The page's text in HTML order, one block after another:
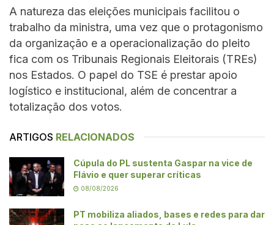
A natureza das eleições municipais facilitou o
trabalho da ministra, uma vez que o protagonismo
da organização e a operacionalização do pleito
fica com os Tribunais Regionais Eleitorais (TREs)
nos Estados. O papel do TSE é prestar apoio
logístico e institucional, além de concentrar a
totalização dos votos.
ARTIGOS RELACIONADOS
Cúpula do PL sustenta Gaspar na vice de
Flávio e quer superar críticas
08/08/2026
PT mobiliza aliados, bases e redes para dar